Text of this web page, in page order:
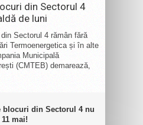
din Sectorul 4
de luni
Sectorul 4 rămân fără
Termoenergetica și în alte
Municipală
(CMTEB) demarează,
blocuri din Sectorul 4 nu
mai!